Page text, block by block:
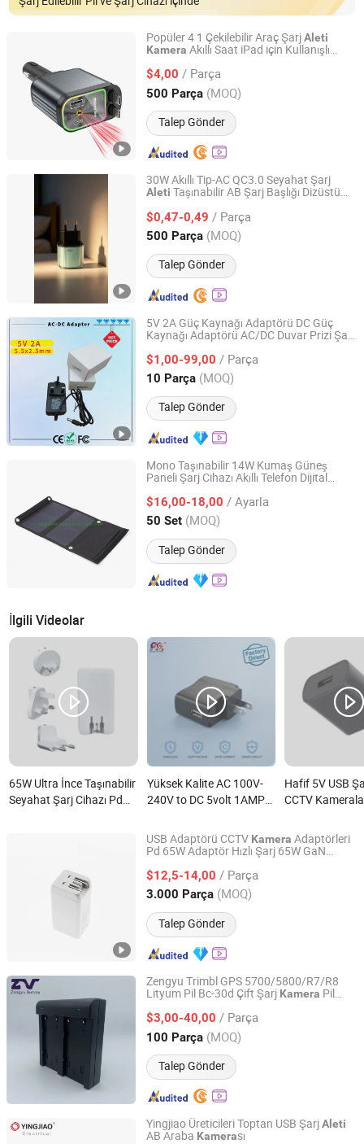
Popüler 4 1 Çekilebilir Araç ŞarjAleti
Kamera Akıllı Saat iPad için Kullanışlı
$4,00 / Parça
500 Parça (MOQ)
Talep Gönder
Changzhou Eagle International Trade Corp.
Jiangsu, China Fiyat 2004
30W Akıllı Tip-AC QC3.0 Seyahat Şarj
Aleti Taşınabilir AB Şarj Başlığı Dizüstü
Çıkış Pd
$0,47-0,49 / Parça
500 Parça (MOQ)
Talep Gönder
Shantou Zhiwei Electronic Technology Co., Ltd.
Guangdong, China Fiyat 2023
5V 2A Güç Kaynağı Adaptörü DC Güç
Kaynağı Adaptörü AC/DC Duvar Prizi Şarj
Kutusu,Kamera , Hoparlör, Yönlendirici
için AC Adaptörü
$1,00-99,00 / Parça
10 Parça (MOQ)
Talep Gönder
Shenzhen Yanxin Technology Development Co., Ltd
Guangdong, China Fiyat 2024
Mono Taşınabilir 14W Kumaş Güneş
Paneli Şarj Cihazı Akıllı Telefon Dijital
$16,00-18,00 / Ayarla
50 Set (MOQ)
Talep Gönder
NINGBO RENPOWER NEW MATERIALS TECHNOLOGY CO.,
Zhejiang, China Fiyat 2020
İlgili Videolar
65W Ultra İnce Taşınabilir
Seyahat Şarj Cihazı Pd
Kameralar nedir?
Yüksek Kalite AC 100V-
240V to DC 5volt 1AMP
5W 5V1a USB Port Güç
Adaptörü Şarj Cihazı
Kameralar için nedir?
Hafif 5V USB
CCTV
USB Adaptörü CCTV Kamera Adaptörleri
Pd 65W Adaptör Hızlı Şarj 65W GaN
$12,5-14,00 / Parça
3.000 Parça (MOQ)
Talep Gönder
Shenzhen Merryking Electronics Co., Ltd.
Guangdong, China Fiyat 2011
Zengyu Trimbl GPS 5700/5800/R7/R8
Lityum Pil Bc-30d Çift Şarj Kamera Pil
$3,00-40,00 / Parça
100 Parça (MOQ)
Talep Gönder
Zengyu Industrial (Shanghai) Co., Ltd.
Shanghai, China Fiyat 2020
Yingjiao Üreticileri Toptan USB ŞarjAleti
AB Araba Kamerası